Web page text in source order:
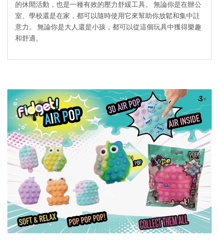
的休閒活動，也是一種有效的壓力舒緩工具。 無論你是在辦公
室、學校還是在家，都可以隨時使用它來幫助你放鬆和集中註
意力。 無論你是大人還是小孩，都可以從這個玩具中獲得樂趣
和舒適。